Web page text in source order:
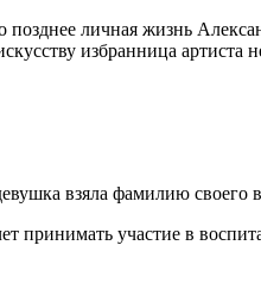
личная жизнь
избранница
взяла фамилию
участие в